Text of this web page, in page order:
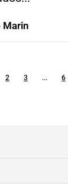
Marin
2 3 ... 6